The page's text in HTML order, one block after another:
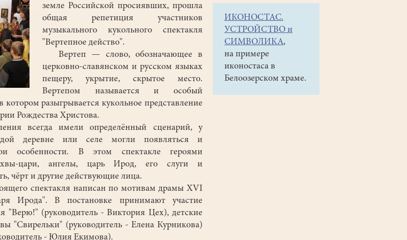
земле Российской просиявших, прошла
общая репетиция участников
музыкального кукольного спектакля
"Вертепное действо".
Вертеп — слово, обозначающее в
церковно-славянском и русском языках
пещеру, укрытие, скрытое место.
Вертепом называется и особый
разыгрывается кукольное представление
Рождества Христова.
всегда имели определённый сценарий, у
деревне или селе могли появляться и
особенности. В этом спектакле героями
цари, ангелы, царь Ирод, его слуги и
чёрт и другие действующие лица.
спектакля написан по мотивам драмы XVI
Ирода". В постановке принимают участие
"Верю!" (руководитель - Виктория Цех), детские
"Свирельки" (руководитель - Елена Курникова)
- Юлия Екимова).
ИКОНОСТАС.
УСТРОЙСТВО и
СИМВОЛИКА,
на примере
иконостаса в
Белоозерском храме.